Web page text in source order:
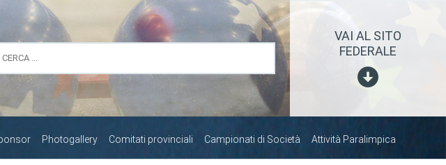
VAI AL SITO
FEDERALE
Photogallery Comitati provinciali Campionati di Società Attività Paralimpica